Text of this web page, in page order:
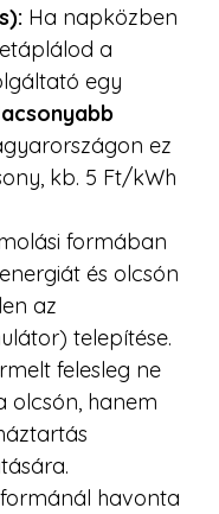
Ha napközben
a
egy
ez
kb. 5 Ft/kWh
formában
és olcsón
az
telepítése.
felesleg ne
olcsón, hanem
havonta